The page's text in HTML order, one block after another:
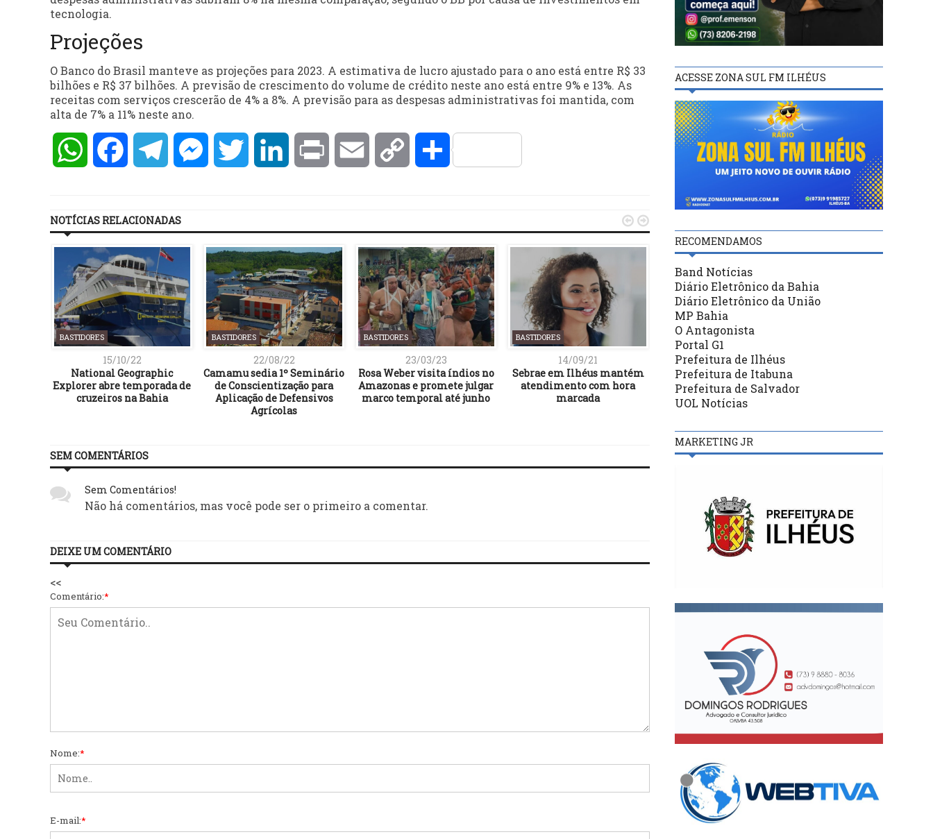
tecnologia.
Projeções
O Banco do Brasil manteve as projeções para 2023. A estimativa de lucro ajustado para o ano está entre R$ 33
bilhões e R$ 37 bilhões. A previsão de crescimento do volume de crédito neste ano está entre 9% e 13%. As
receitas com serviços crescerão de 4% a 8%. A previsão para as despesas administrativas foi mantida, com
alta de 7% a 11% neste ano.
WhatsAppFacebookTelegramMessengerTwitter LinkedInPrint Email Copy Compartilhar
NOTÍCIAS RELACIONADAS
BASTIDORES
15/10/22
National Geographic
Explorer abre temporada de
cruzeiros na Bahia
BASTIDORES
22/08/22
Camamu sedia 1º Seminário
de Conscientização para
Aplicação de Defensivos
Agrícolas
BASTIDORES
23/03/23
Rosa Weber visita índios no
Amazonas e promete julgar
marco temporal até junho
BASTIDORES
14/09/21
Sebrae em Ilhéus mantém
atendimento com hora
marcada
BASTIDORES
30/05/19
Câmara aprova MP que cria
programa de revisão do INSS
 
SEM COMENTÁRIOS
Sem Comentários!
Não há comentários, mas você pode ser o primeiro a comentar.
DEIXE UM COMENTÁRIO
<<
Comentário:*
Nome:*
E-mail:*
ACESSE ZONA SUL FM ILHÉUS
RECOMENDAMOS
Band Notícias
Diário Eletrônico da Bahia
Diário Eletrônico da União
MP Bahia
O Antagonista
Portal G1
Prefeitura de Ilhéus
Prefeitura de Itabuna
Prefeitura de Salvador
UOL Notícias
MARKETING JR